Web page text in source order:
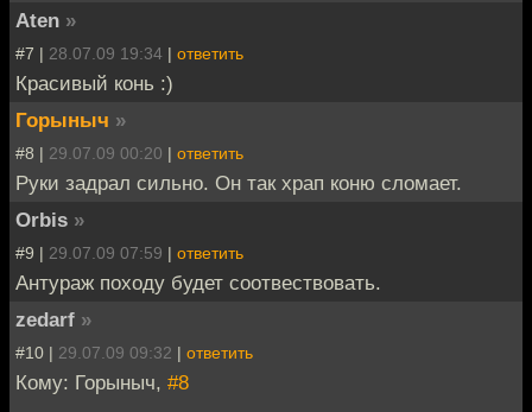
Aten »
#7 | 28.07.09 19:34 | ответить
Красивый конь :)
Горыныч »
#8 | 29.07.09 00:20 | ответить
Руки задрал сильно. Он так храп коню сломает.
Orbis »
#9 | 29.07.09 07:59 | ответить
Антураж походу будет соотвествовать.
zedarf »
#10 | 29.07.09 09:32 | ответить
Кому: Горыныч, #8